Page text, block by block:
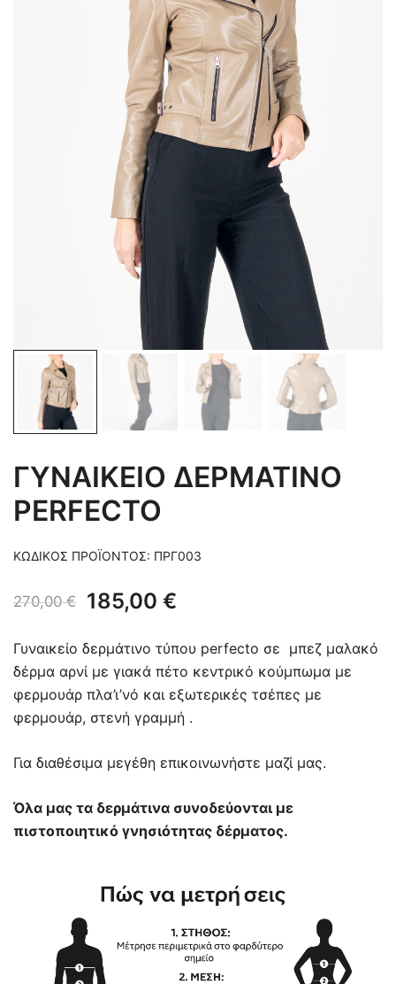
ΓΥΝΑΙΚΕΙΟ ΔΕΡΜΑΤΙΝΟ
PERFECTO
ΚΩΔΙΚΌΣ ΠΡΟΪΌΝΤΟΣ: ΠΡΓ003
270,00€
Original
price
was:
270,00 €.
185,00 €
τρέχουσα
τιμή
είναι:
Γυναικείο δερμάτινο τύπου perfecto σε μπεζ μαλακό
δέρμα αρνί με γιακά πέτο κεντρικό κούμπωμα με
φερμουάρ πλα’ι’νό και εξωτερικές τσέπες με
φερμουάρ, στενή γραμμή .
Για διαθέσιμα μεγέθη επικοινωνήστε μαζί μας.
Όλα μας τα δερμάτινα συνοδεύονται με
πιστοποιητικό γνησιότητας δέρματος.